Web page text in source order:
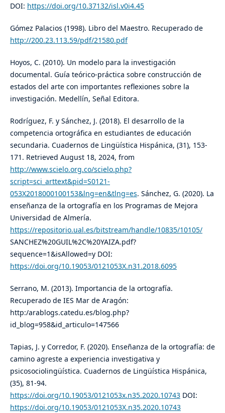
DOI: https://doi.org/10.37132/isl.v0i4.45
Gómez Palacios (1998). Libro del Maestro. Recuperado de
http://200.23.113.59/pdf/21580.pdf
Hoyos, C. (2010). Un modelo para la investigación
documental. Guía teórico-práctica sobre construcción de
estados del arte con importantes reflexiones sobre la
investigación. Medellín, Señal Editora.
Rodríguez, F. y Sánchez, J. (2018). El desarrollo de la
competencia ortográfica en estudiantes de educación
secundaria. Cuadernos de Lingüística Hispánica, (31), 153-
171. Retrieved August 18, 2024, from
http://www.scielo.org.co/scielo.php?
script=sci_arttext&pid=S0121-
053X2018000100153&lng=en&tlng=es. Sánchez, G. (2020). La
enseñanza de la ortografía en los Programas de Mejora
Universidad de Almería.
https://repositorio.ual.es/bitstream/handle/10835/10105/
SANCHEZ%20GUIL%2C%20YAIZA.pdf?
sequence=1&isAllowed=y DOI:
https://doi.org/10.19053/0121053X.n31.2018.6095
Serrano, M. (2013). Importancia de la ortografía.
Recuperado de IES Mar de Aragón:
http:/arablogs.catedu.es/blog.php?
id_blog=958&id_articulo=147566
Tapias, J. y Corredor, F. (2020). Enseñanza de la ortografía: de
camino agreste a experiencia investigativa y
psicosociolingüística. Cuadernos de Lingüística Hispánica,
(35), 81-94.
https://doi.org/10.19053/0121053x.n35.2020.10743DOI:
https://doi.org/10.19053/0121053X.n35.2020.10743